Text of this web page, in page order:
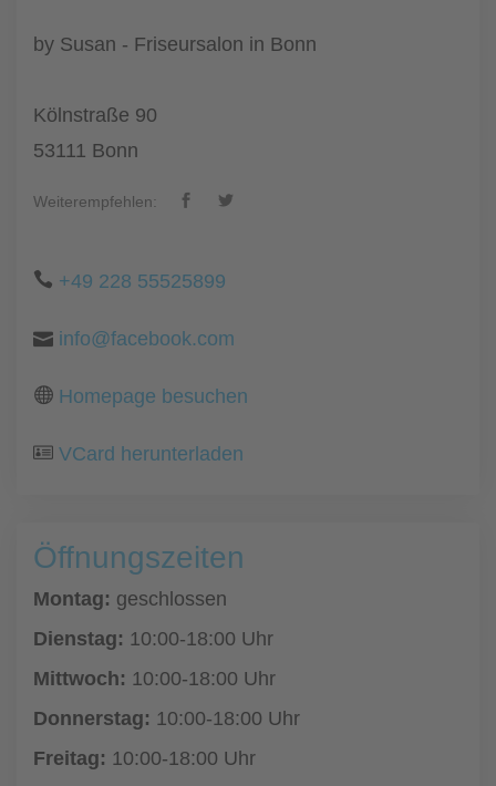
by Susan - Friseursalon in Bonn
Kölnstraße 90
53111 Bonn
Weiterempfehlen:
+49 228 55525899
info@facebook.com
Homepage besuchen
VCard herunterladen
Öffnungszeiten
Montag: geschlossen
Dienstag: 10:00-18:00 Uhr
Mittwoch: 10:00-18:00 Uhr
Donnerstag: 10:00-18:00 Uhr
Freitag: 10:00-18:00 Uhr